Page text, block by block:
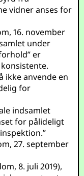
vidner anses for
16. november
under
er
ikke anvende en
for
indsamlet
for pålideligt
27. september
8. juli 2019),